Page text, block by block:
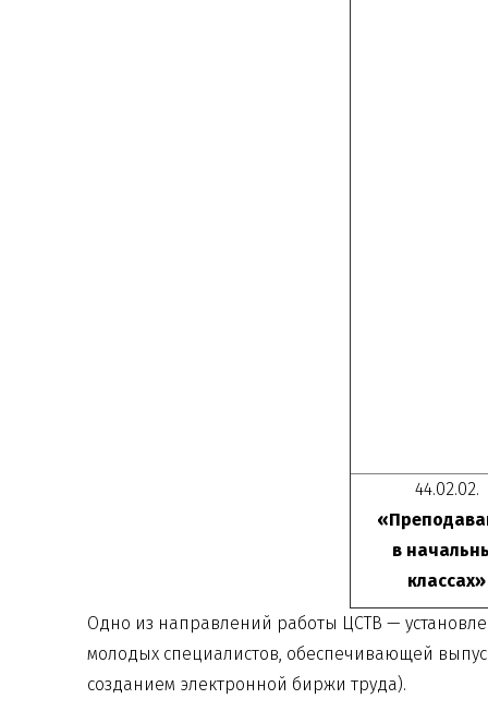
44.02.02.
в
классах»
Одно из направлений работы ЦСТВ —
молодых специалистов, обеспечивающей
созданием электронной биржи труда).